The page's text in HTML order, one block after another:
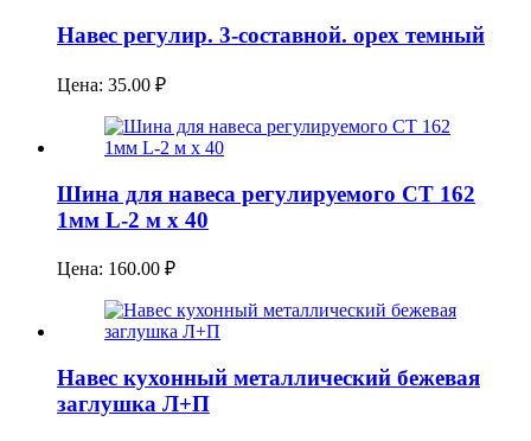
Навес регулир. 3-составной. орех темный
Цена: 35.00 ₽
Шина для навеса регулируемого СТ 162
1мм L-2 м х 40
Цена: 160.00 ₽
Навес кухонный металлический бежевая
заглушка Л+П